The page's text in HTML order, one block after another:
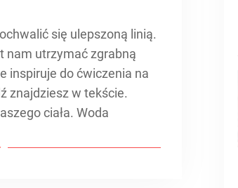
się ulepszoną linią.
nam utrzymać zgrabną
inspiruje do ćwiczenia na
znajdziesz w tekście.
ciała. Woda